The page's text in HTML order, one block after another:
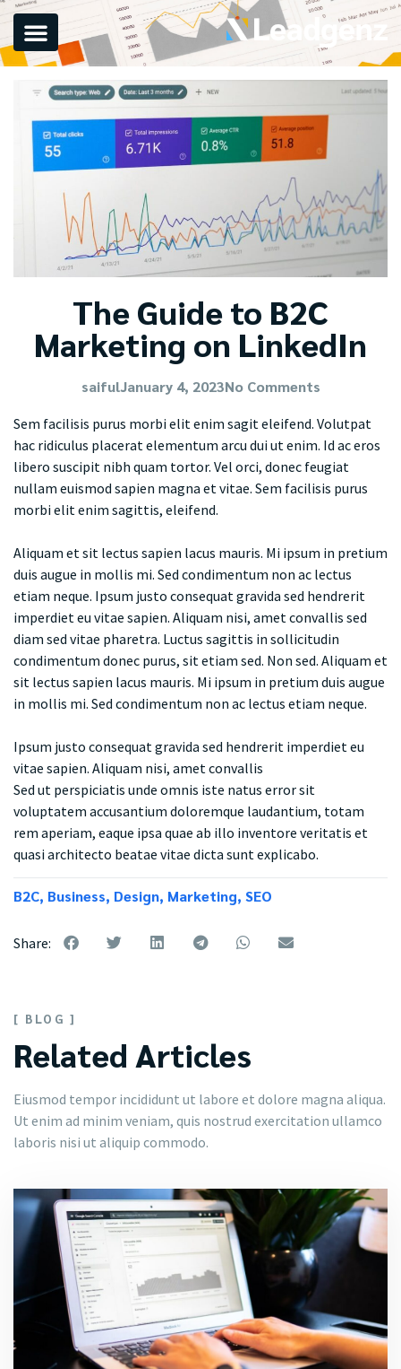
The Guide to B2C
Marketing on LinkedIn
saifulJanuary 4, 2023No Comments
Sem facilisis purus morbi elit enim sagit eleifend. Volutpat
hac ridiculus placerat elementum arcu dui ut enim. Id ac eros
libero suscipit nibh quam tortor. Vel orci, donec feugiat
nullam euismod sapien magna et vitae. Sem facilisis purus
morbi elit enim sagittis, eleifend.
Aliquam et sit lectus sapien lacus mauris. Mi ipsum in pretium
duis augue in mollis mi. Sed condimentum non ac lectus
etiam neque. Ipsum justo consequat gravida sed hendrerit
imperdiet eu vitae sapien. Aliquam nisi, amet convallis sed
diam sed vitae pharetra. Luctus sagittis in sollicitudin
condimentum donec purus, sit etiam sed. Non sed. Aliquam et
sit lectus sapien lacus mauris. Mi ipsum in pretium duis augue
in mollis mi. Sed condimentum non ac lectus etiam neque.
Ipsum justo consequat gravida sed hendrerit imperdiet eu
vitae sapien. Aliquam nisi, amet convallis
Sed ut perspiciatis unde omnis iste natus error sit
voluptatem accusantium doloremque laudantium, totam
rem aperiam, eaque ipsa quae ab illo inventore veritatis et
quasi architecto beatae vitae dicta sunt explicabo.
B2C, Business, Design, Marketing, SEO
Share:
[ BLOG ]
Related Articles
Eiusmod tempor incididunt ut labore et dolore magna aliqua.
Ut enim ad minim veniam, quis nostrud exercitation ullamco
laboris nisi ut aliquip commodo.